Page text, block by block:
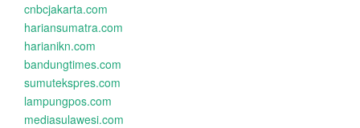
cnbcjakarta.com
hariansumatra.com
harianikn.com
bandungtimes.com
sumutekspres.com
lampungpos.com
mediasulawesi.com